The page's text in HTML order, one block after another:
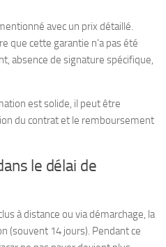
avec un prix détaillé.
que cette garantie n’a pas été
absence de signature spécifique,
est solide, il peut être
du contrat et le remboursement
le délai de
à distance ou via démarchage, la
(souvent 14 jours). Pendant ce